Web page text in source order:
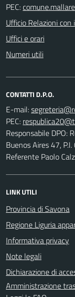
PEC:
Ufficio Relazioni con
Uffici e orari
Numeri utili
CONTATTI D.P.O.
E-mail:
PEC:
Responsabile DPO:
Buenos Aires 47,
Referente Paolo
LINK UTILI
Provincia di Savona
Regione Liguria
Informativa privacy
Note legali
Dichiarazione di
Amministrazione